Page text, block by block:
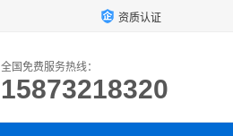
资质认证
全国免费服务热线：
15873218320